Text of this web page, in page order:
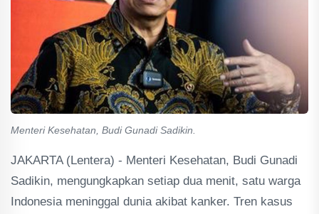
Menteri Kesehatan, Budi Gunadi Sadikin.
JAKARTA (Lentera) - Menteri Kesehatan, Budi Gunadi
Sadikin, mengungkapkan setiap dua menit, satu warga
Indonesia meninggal dunia akibat kanker. Tren kasus